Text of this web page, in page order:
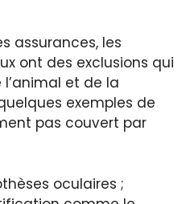
assurances, les
ont des exclusions qui
et de la
exemples de
pas couvert par
oculaires ;